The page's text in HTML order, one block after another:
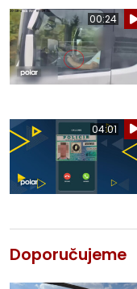
00:24
04:01
Doporučujeme